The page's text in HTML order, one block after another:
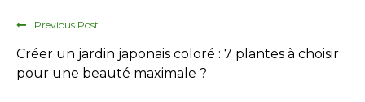
Previous Post
Créer un jardin japonais coloré : 7 plantes à choisir
pour une beauté maximale ?